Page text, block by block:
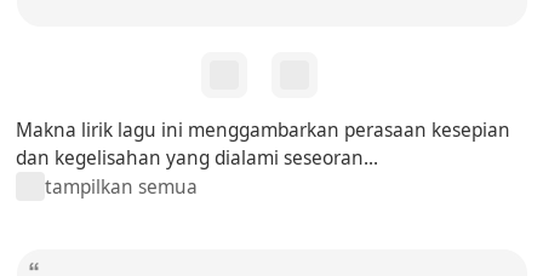
Makna lirik lagu ini menggambarkan perasaan kesepian
dan kegelisahan yang dialami seseoran...
tampilkan semua